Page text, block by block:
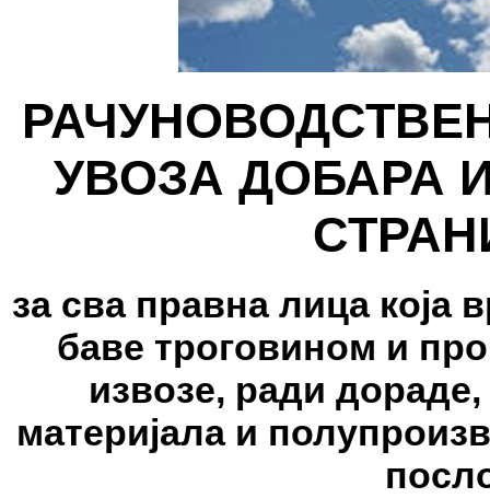
УВОЗА ДОБАРА
за сва правна лица која
баве троговином и
извозе, ради
материјала и